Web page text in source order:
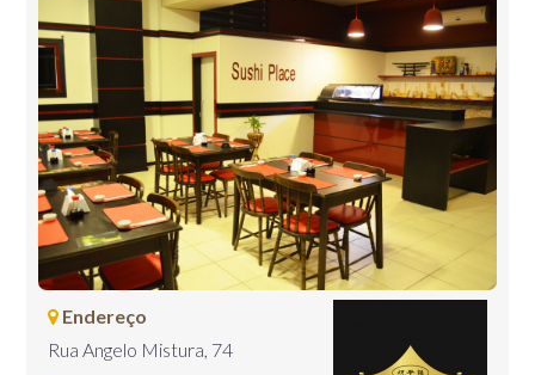
Endereço
Rua Angelo Mistura, 74